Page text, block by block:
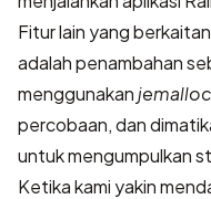
Fitur lain yang
adalah penambahan
menggunakanjemalloc
percobaan, dan
untuk mengumpulkan
Ketika kami yakin